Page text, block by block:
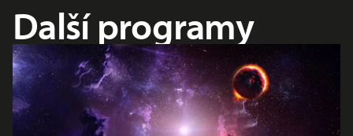
Další programy